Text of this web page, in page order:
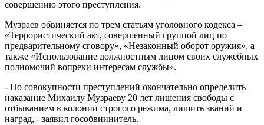
совершению этого преступления.
Музраев обвиняется по трем статьям уголовного кодекса –
«Террористический акт, совершенный группой лиц по
предварительному сговору», «Незаконный оборот оружия», а
также «Использование должностным лицом своих служебных
полномочий вопреки интересам службы».
- По совокупности преступлений окончательно определить
наказание Михаилу Музраеву 20 лет лишения свободы с
отбыванием в колонии строгого режима, лишить званий и
наград, - заявил гособвиинитель.